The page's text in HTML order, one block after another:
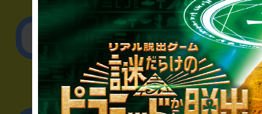
公演内容、チケット
▼企業／法人の方